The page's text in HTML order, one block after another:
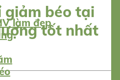
làm đẹp
giảm béo tại
tốt nhất